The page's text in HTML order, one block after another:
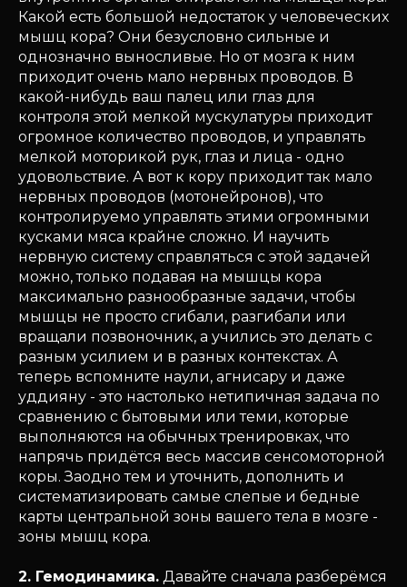
Какой есть большой недостаток у человеческих
мышц кора? Они безусловно сильные и
однозначно выносливые. Но от мозга к ним
приходит очень мало нервных проводов. В
какой-нибудь ваш палец или глаз для
контроля этой мелкой мускулатуры приходит
огромное количество проводов, и управлять
мелкой моторикой рук, глаз и лица - одно
удовольствие. А вот к кору приходит так мало
нервных проводов (мотонейронов), что
контролируемо управлять этими огромными
кусками мяса крайне сложно. И научить
нервную систему справляться с этой задачей
можно, только подавая на мышцы кора
максимально разнообразные задачи, чтобы
мышцы не просто сгибали, разгибали или
вращали позвоночник, а учились это делать с
разным усилием и в разных контекстах. А
теперь вспомните наули, агнисару и даже
уддияну - это настолько нетипичная задача по
сравнению с бытовыми или теми, которые
выполняются на обычных тренировках, что
напрячь придётся весь массив сенсомоторной
коры. Заодно тем и уточнить, дополнить и
систематизировать самые слепые и бедные
карты центральной зоны вашего тела в мозге -
зоны мышц кора.
2. Гемодинамика. Давайте сначала разберёмся